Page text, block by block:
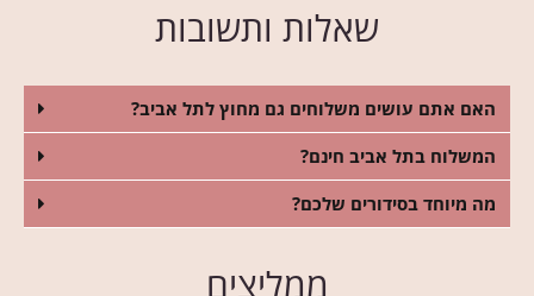
שאלות ותשובות
האם אתם עושים משלוחים גם מחוץ לתל אביב?
המשלוח בתל אביב חינם?
מה מיוחד בסידורים שלכם?
ממליצים